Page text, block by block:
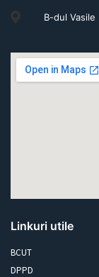
B-dul Vasile
Linkuri utile
BCUT
DPPD